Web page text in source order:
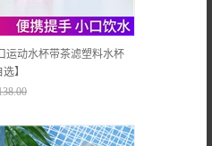
运动水杯带茶滤塑料水杯
】